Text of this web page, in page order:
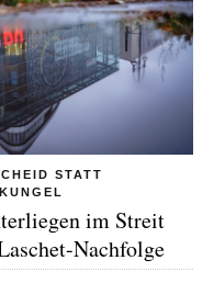
STATT
im Streit
Nachfolge